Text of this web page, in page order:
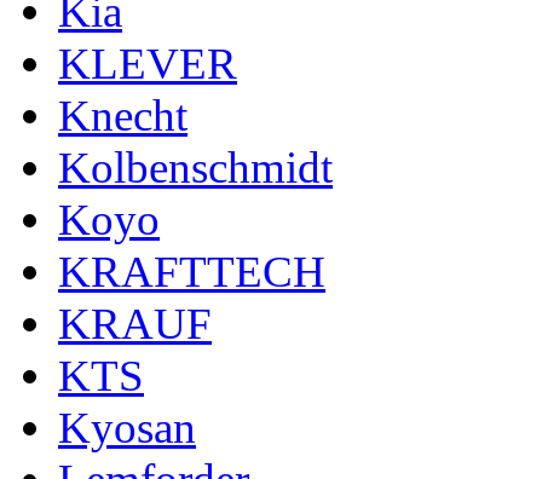
Kia
KLEVER
Knecht
Kolbenschmidt
Koyo
KRAFTTECH
KRAUF
KTS
Kyosan